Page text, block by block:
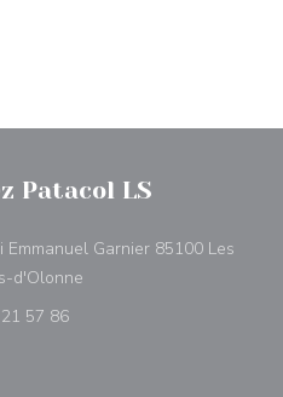
Patacol LS
Emmanuel Garnier 85100 Les
d'Olonne
57 86